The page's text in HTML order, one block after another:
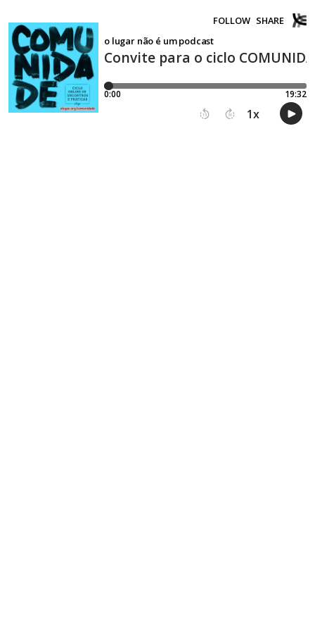
Convite para o ciclo
o lugar não é um podcast
FOLLOW SHARE
0:00 19:32
15 30 1x